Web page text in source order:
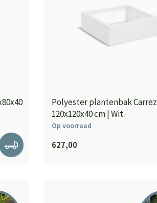
Polyester plantenbak Carrez
120x120x40 cm | Wit
Op voorraad
627,00